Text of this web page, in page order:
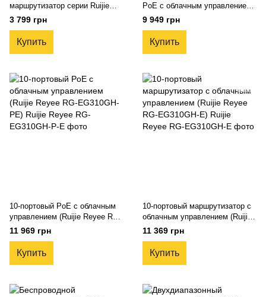
маршрутизатор серии Ruijie
Reyee (RG-EW1800GX PRO)
3 799 грн
Купить
PoE с облачным управлением
(Ruijie Reyee RG-EG305GH-PE)
9 949 грн
Купить
10-портовый PoE с облачным
управлением (Ruijie Reyee RG-
EG310GH-PE)
11 969 грн
Купить
10-портовый маршрутизатор с
облачным управлением (Ruijie
Reyee RG-EG310GH-E)
11 369 грн
Купить